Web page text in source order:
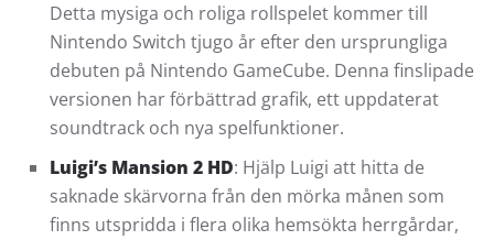
Detta mysiga och roliga rollspelet kommer till
Nintendo Switch tjugo år efter den ursprungliga
debuten på Nintendo GameCube. Denna finslipade
versionen har förbättrad grafik, ett uppdaterat
soundtrack och nya spelfunktioner.
Luigi’s Mansion 2 HD: Hjälp Luigi att hitta de
saknade skärvorna från den mörka månen som
finns utspridda i flera olika hemsökta herrgårdar,